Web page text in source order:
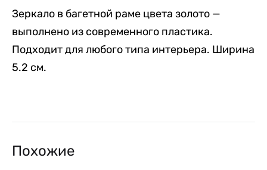
Зеркало в багетной раме цвета золото —
выполнено из современного пластика.
Подходит для любого типа интерьера. Ширина
5.2 см.
Похожие